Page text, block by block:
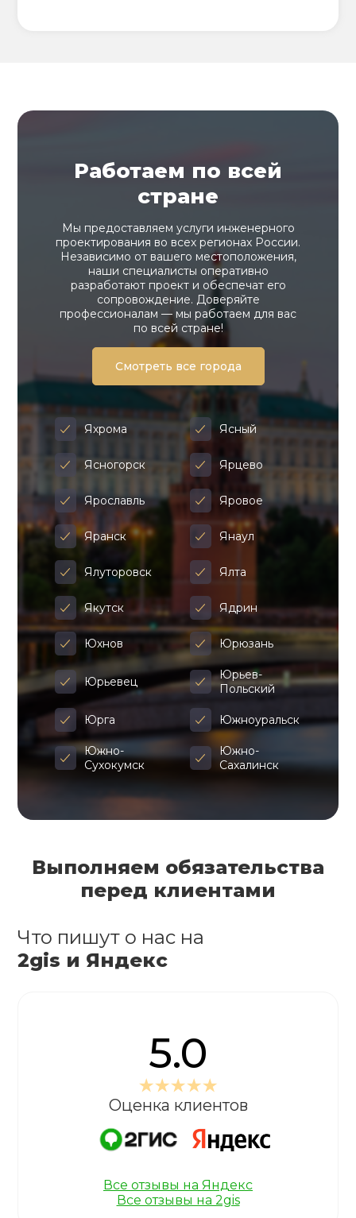
Работаем по всей
стране
Мы предоставляем услуги инженерного
проектирования во всех регионах России.
Независимо от вашего местоположения,
наши специалисты оперативно
разработают проект и обеспечат его
сопровождение. Доверяйте
профессионалам — мы работаем для вас
по всей стране!
Смотреть все города
Яхрома Ясный
Ясногорск Ярцево
Ярославль Яровое
Яранск Янаул
Ялуторовск Ялта
Якутск Ядрин
Юхнов Юрюзань
Юрьевец
Юрьев-
Польский
Юрга Южноуральск
Южно-
Сухокумск
Южно-
Сахалинск
Выполняем обязательства
перед клиентами
Что пишут о нас на
2gis и Яндекс
5.0
Оценка клиентов
Все отзывы на Яндекс
Все отзывы на 2gis